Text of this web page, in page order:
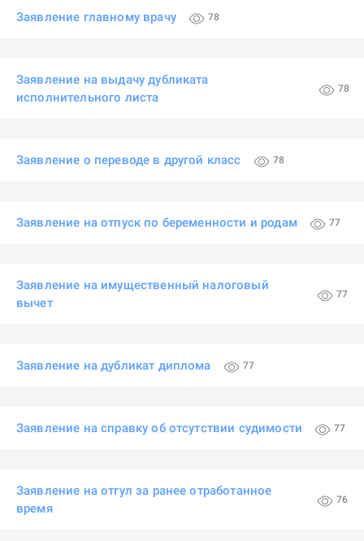
Заявление главному врачу 78
Заявление на выдачу дубликата
исполнительного листа
78
Заявление о переводе в другой класс 78
Заявление на отпуск по беременности и родам 77
Заявление на имущественный налоговый
вычет
77
Заявление на дубликат диплома 77
Заявление на справку об отсутствии судимости 77
Заявление на отгул за ранее отработанное
время
76